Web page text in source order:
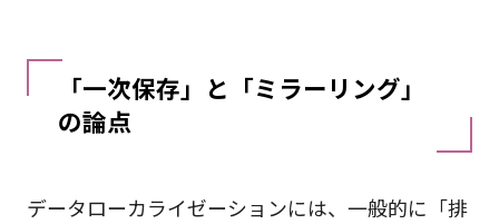
「一次保存」と「ミラーリング」
の論点
データローカライゼーションには、一般的に「排